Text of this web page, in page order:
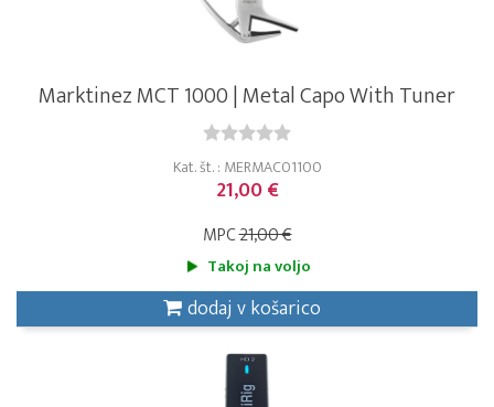
Marktinez MCT 1000 | Metal Capo With Tuner
Kat. št. : MERMAC01100
21,00 €
MPC21,00 €
Takoj na voljo
dodaj v košarico